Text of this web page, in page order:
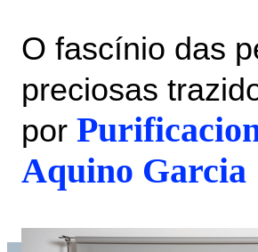
O fascínio das
preciosas
por
Aquino Garcia